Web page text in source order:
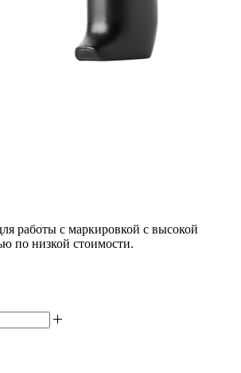
работы с маркировкой с высокой
по низкой стоимости.